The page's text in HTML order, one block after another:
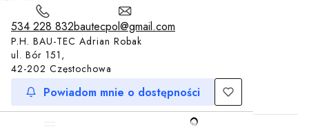
534 228 832bautecpol@gmail.com
P.H. BAU-TEC Adrian Robak
ul. Bór 151,
42-202 Częstochowa
Powiadom mnie o dostępności